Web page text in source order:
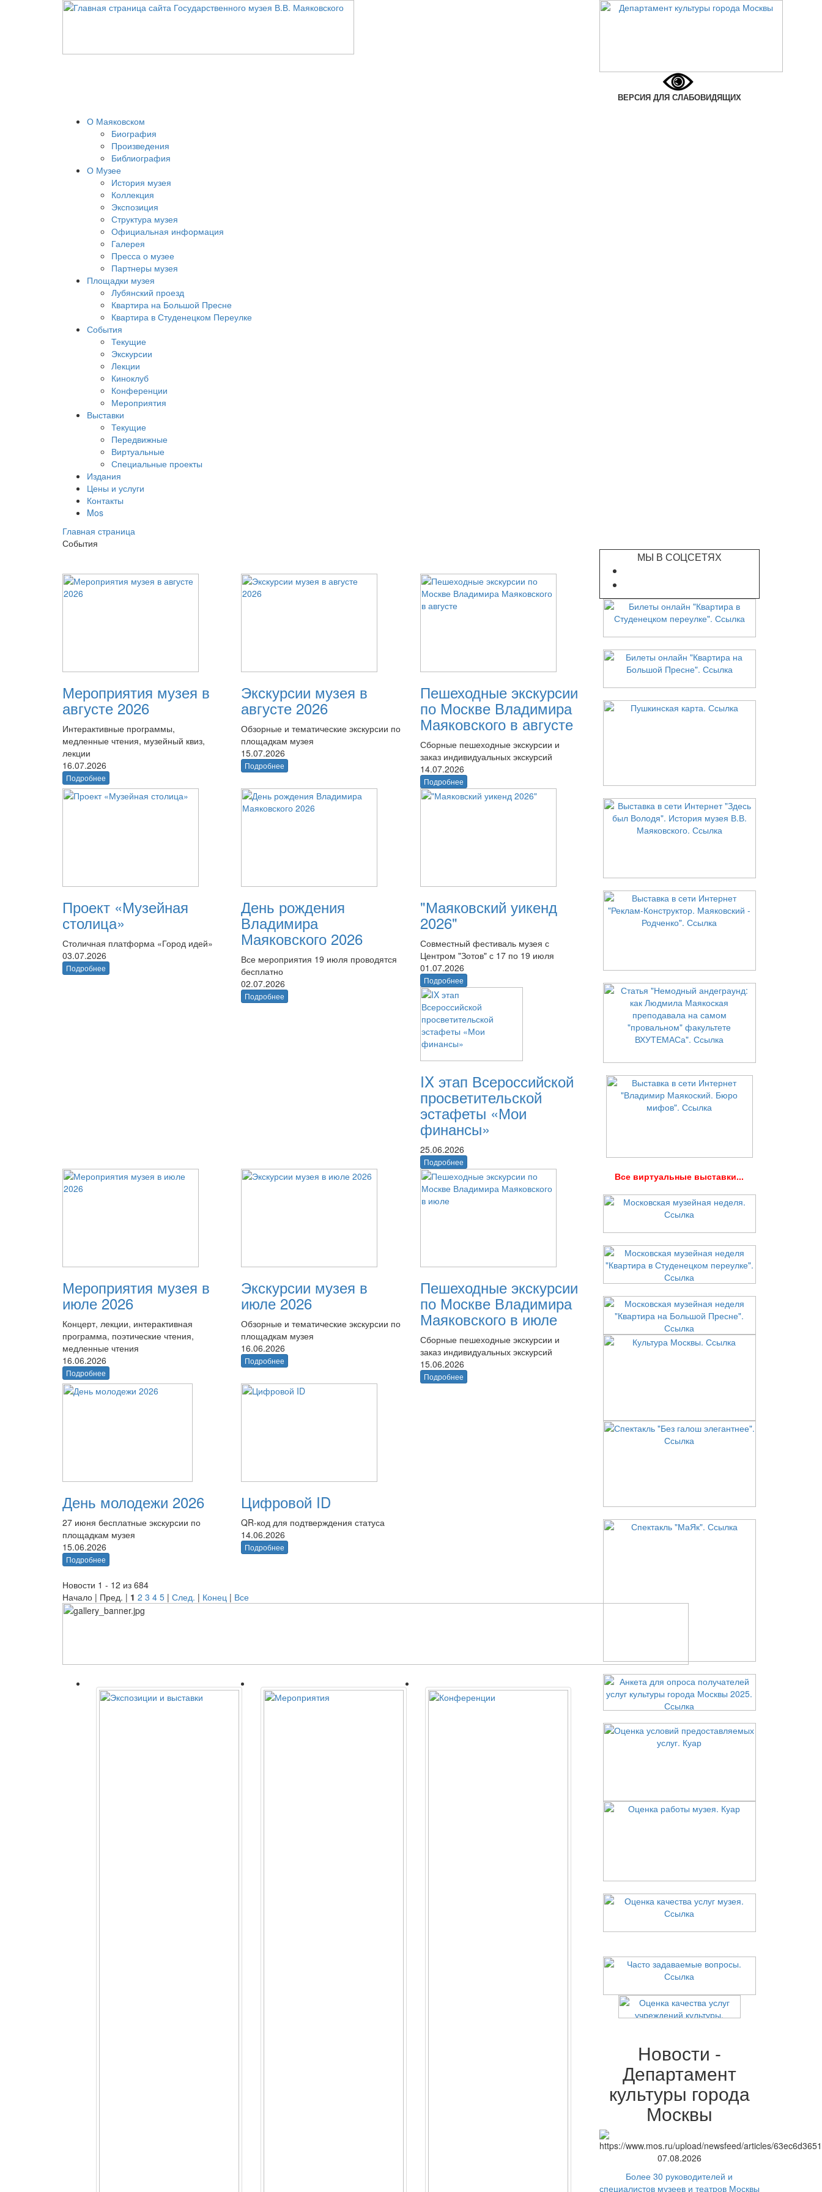
ВЕРСИЯ ДЛЯ СЛАБОВИДЯЩИХ
О Маяковском
Биография
Произведения
Библиография
О Музее
История музея
Коллекция
Экспозиция
Структура музея
Официальная информация
Галерея
Пресса о музее
Партнеры музея
Площадки музея
Лубянский проезд
Квартира на Большой Пресне
Квартира в Студенецком Переулке
События
Текущие
Экскурсии
Лекции
Киноклуб
Конференции
Мероприятия
Выставки
Текущие
Передвижные
Виртуальные
Специальные проекты
Издания
Цены и услуги
Контакты
Mos
Главная страница
События
Мероприятия музея в
августе 2026
Интерактивные программы,
медленные чтения, музейный квиз,
лекции
16.07.2026
Подробнее
Экскурсии музея в
августе 2026
Обзорные и тематические экскурсии по
площадкам музея
15.07.2026
Подробнее
Пешеходные экскурсии
по Москве Владимира
Маяковского в августе
Сборные пешеходные экскурсии и
заказ индивидуальных экскурсий
14.07.2026
Подробнее
Проект «Музейная
столица»
Столичная платформа «Город идей»
03.07.2026
Подробнее
День рождения
Владимира
Маяковского 2026
Все мероприятия 19 июля проводятся
бесплатно
02.07.2026
Подробнее
"Маяковский уикенд
2026"
Совместный фестиваль музея с
Центром "Зотов" с 17 по 19 июля
01.07.2026
Подробнее
IX этап Всероссийской
просветительской
эстафеты «Мои
финансы»
25.06.2026
Подробнее
Мероприятия музея в
июле 2026
Концерт, лекции, интерактивная
программа, поэтические чтения,
медленные чтения
16.06.2026
Подробнее
Экскурсии музея в
июле 2026
Обзорные и тематические экскурсии по
площадкам музея
16.06.2026
Подробнее
Пешеходные экскурсии
по Москве Владимира
Маяковского в июле
Сборные пешеходные экскурсии и
заказ индивидуальных экскурсий
15.06.2026
Подробнее
День молодежи 2026
27 июня бесплатные экскурсии по
площадкам музея
15.06.2026
Подробнее
Цифровой ID
QR-код для подтверждения статуса
14.06.2026
Подробнее
Новости 1 - 12 из 684
Начало | Пред. | 1 2 3 4 5 | След. | Конец | Все
МЫ В СОЦСЕТЯХ
Все виртуальные выставки...
Новости -
Департамент
культуры города
Москвы
07.08.2026
Более 30 руководителей и
специалистов музеев и театров Москвы